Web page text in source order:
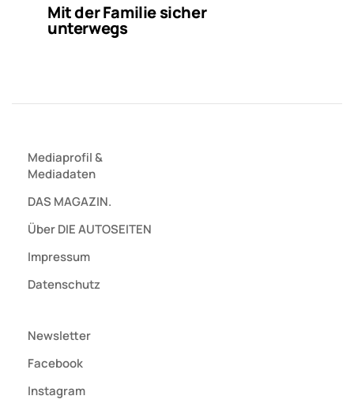
Mit der Familie sicher
unterwegs
Mediaprofil&
Mediadaten
DAS MAGAZIN.
Über DIE AUTOSEITEN
Impressum
Datenschutz
Newsletter
Facebook
Instagram